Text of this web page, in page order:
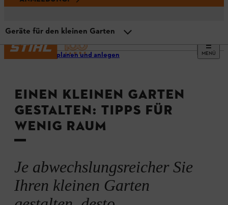
MENÜ
Garten planen und anlegen
EINEN KLEINEN GARTEN
GESTALTEN: TIPPS FÜR
WENIG RAUM
Je abwechslungsreicher Sie
Ihren kleinen Garten
Geräte für den kleinen Garten
Kleinen Garten planen
Vergröẞerungseffekte
Welche Pflanzen?
Kleine Gärten: Farbgestaltung